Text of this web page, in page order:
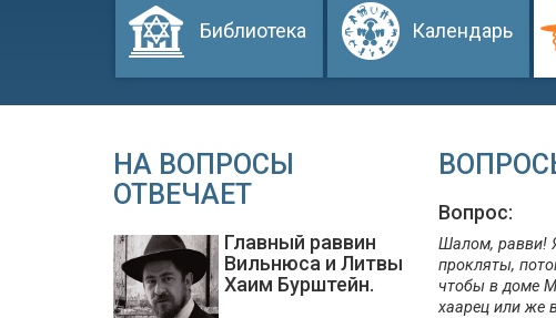
Библиотека Календарь
Вопрос:
Шалом, равви!
прокляты,
чтобы в доме
хаарец или же
НА ВОПРОСЫ
ОТВЕЧАЕТ
Главный раввин
Вильнюса и Литвы
Хаим Бурштейн.